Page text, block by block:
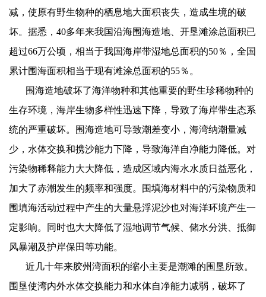
减，使原有野生物种的栖息地大面积丧失，造成生境的破
坏。据悉， 40多年来我国沿海围海造地、开垦滩涂总面积已
超过66万公顷，相当于我国海岸带湿地总面积的50％，全国
累计围海面积相当于现有滩涂总面积的55％。
围海造地破坏了海洋物种和其他重要的野生珍稀物种的
生存环境，海岸生物多样性迅速下降，导致了海岸带生态系
统的严重破坏。围海造地可导致潮差变小，海湾纳潮量减
少，水体交换和携沙能力下降，导致海洋自净能力降低。对
污染物稀释能力大大降低，造成区域内海水水质日益恶化，
加大了赤潮发生的频率和强度。围填海材料中的污染物质和
围填海活动过程中产生的大量悬浮泥沙也对海洋环境产生一
定影响。同时也大大降低了湿地调节气候、储水分洪、抵御
风暴潮及护岸保田等功能。
近几十年来胶州湾面积的缩小主要是潮滩的围垦所致。
围垦使湾内外水体交换能力和水体自净能力减弱，破坏了